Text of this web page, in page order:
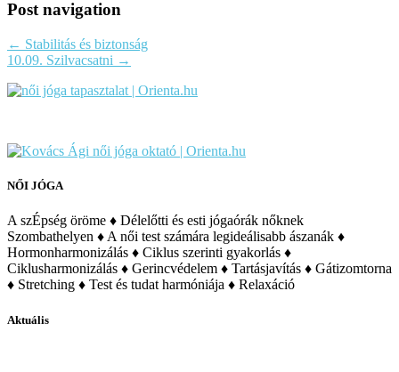
Post navigation
← Stabilitás és biztonság
10.09. Szilvacsatni →
NŐI JÓGA
A szÉpség öröme ♦ Délelőtti és esti jógaórák nőknek
Szombathelyen ♦ A női test számára legideálisabb ászanák ♦
Hormonharmonizálás ♦ Ciklus szerinti gyakorlás ♦
Ciklusharmonizálás ♦ Gerincvédelem ♦ Tartásjavítás ♦ Gátizomtorna
♦ Stretching ♦ Test és tudat harmóniája ♦ Relaxáció
Aktuális